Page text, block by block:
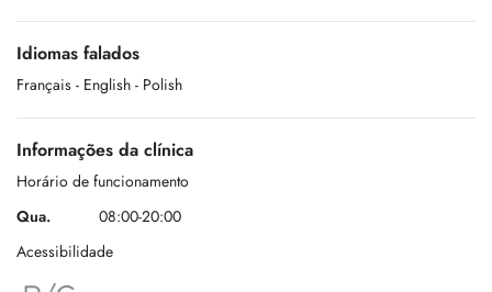
Idiomas falados
Français - English - Polish
Informações da clínica
Horário de funcionamento
Qua.
08:00-20:00
Acessibilidade